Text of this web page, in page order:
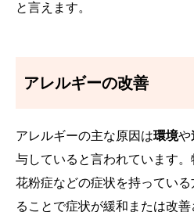
と言えます。
アレルギーの改善
アレルギーの主な原因は環境や
与していると言われています
花粉症などの症状を持ってい
ることで症状が緩和または改